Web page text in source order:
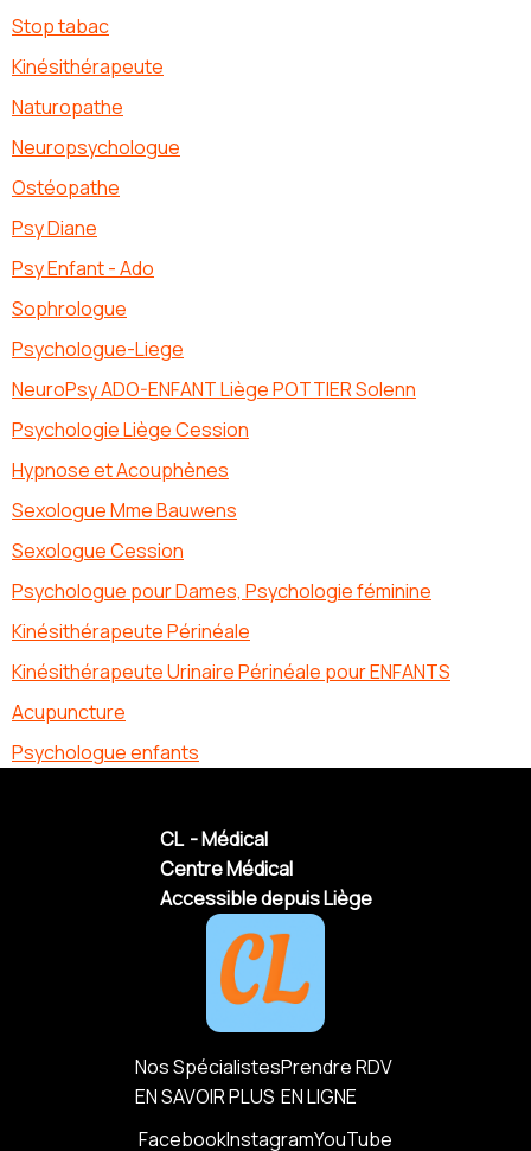
Stop tabac
Kinésithérapeute
Naturopathe
Neuropsychologue
Ostéopathe
Psy Diane
Psy Enfant - Ado
Sophrologue
Psychologue-Liege
NeuroPsy ADO-ENFANT Liège POTTIER Solenn
Psychologie Liège Cession
Hypnose et Acouphènes
Sexologue Mme Bauwens
Sexologue Cession
Psychologue pour Dames, Psychologie féminine
Kinésithérapeute Périnéale
Kinésithérapeute Urinaire Périnéale pour ENFANTS
Acupuncture
Psychologue enfants
CL - Médical
Centre Médical
Accessible depuis Liège
Nos Spécialistes
EN SAVOIR PLUS
Prendre RDV
EN LIGNE
FacebookInstagramYouTube